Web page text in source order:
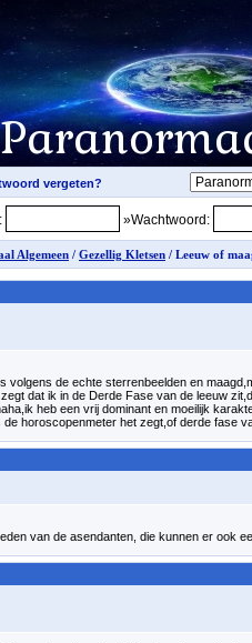
»Wachtwoord:
Algemeen / Gezellig Kletsen / Leeuw of
volgens de echte sterrenbeelden en
dat ik in de Derde Fase van de leeuw
heb een vrij dominant en moeilijk
horoscopenmeter het zegt,of derde fase
van de asendanten, die kunnen er ook